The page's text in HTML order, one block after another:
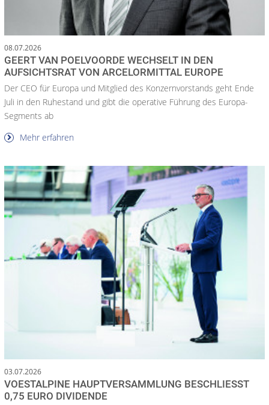
08.07.2026
GEERT VAN POELVOORDE WECHSELT IN DEN
AUFSICHTSRAT VON ARCELORMITTAL EUROPE
Der CEO für Europa und Mitglied des Konzernvorstands geht Ende
Juli in den Ruhestand und gibt die operative Führung des Europa-
Segments ab
Mehr erfahren
03.07.2026
VOESTALPINE HAUPTVERSAMMLUNG BESCHLIESST 0
,75 EURO DIVIDENDE